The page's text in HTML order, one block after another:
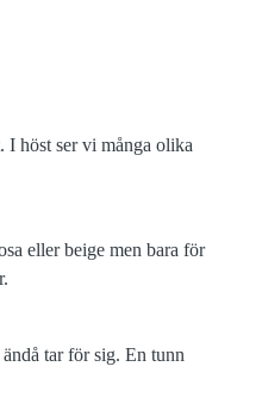
I höst ser vi många olika
eller beige men bara för
tar för sig. En tunn